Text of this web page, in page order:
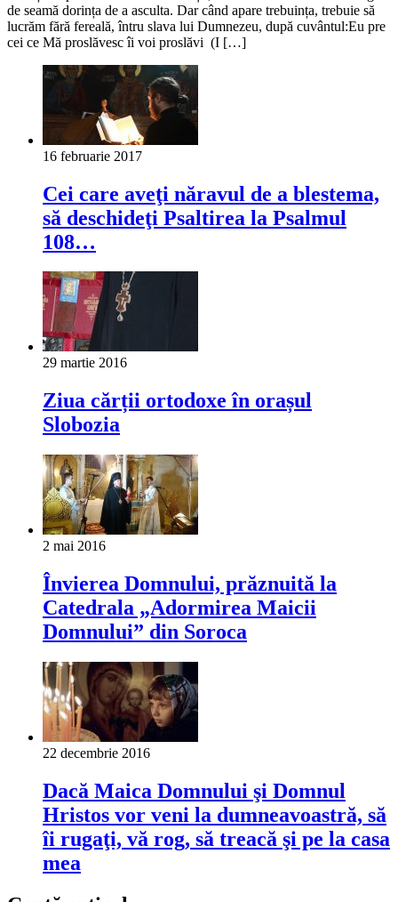
de seamă dorința de a asculta. Dar când apare trebuința, trebuie să
lucrăm fără fereală, întru slava lui Dumnezeu, după cuvântul:Eu pre
cei ce Mă proslăvesc îi voi proslăvi (I […]
16 februarie 2017
Cei care aveţi năravul de a blestema,
să deschideţi Psaltirea la Psalmul
108…
29 martie 2016
Ziua cărții ortodoxe în orașul
Slobozia
2 mai 2016
Învierea Domnului, prăznuită la
Catedrala „Adormirea Maicii
Domnului” din Soroca
22 decembrie 2016
Dacă Maica Domnului şi Domnul
Hristos vor veni la dumneavoastră, să
îi rugaţi, vă rog, să treacă şi pe la casa
mea